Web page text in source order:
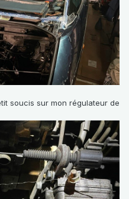
soucis sur mon régulateur de